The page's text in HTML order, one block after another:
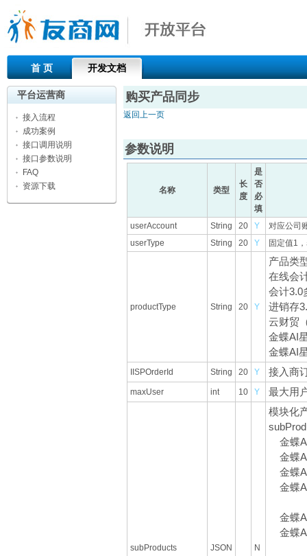
首 页 开发文档
购买产品同步
返回上一页
参数说明
名称 类型
长
度
是
否
必
填
userAccount
String 20 Y
对应公司
userType
String 20 Y 固定值1
productType String 20 Y
产品类
在线会
会计3.0
进销存
云财贸
金蝶AI
金蝶AI
IISPOrderId String 20 Y 接入商
maxUser int 10 Y 最大用
subProducts JSON N
模块化
金蝶
金蝶
金蝶
金蝶
金蝶
金蝶
平台运营商
接入流程
成功案例
接口调用说明
接口参数说明
FAQ
资源下载